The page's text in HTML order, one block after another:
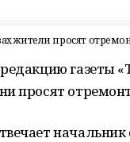
жители просят
газеты
просят